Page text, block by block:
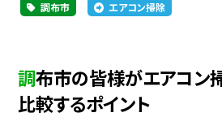
調布市 エアコン掃除
調布市の皆様がエアコン掃除業者選びで
比較するポイント